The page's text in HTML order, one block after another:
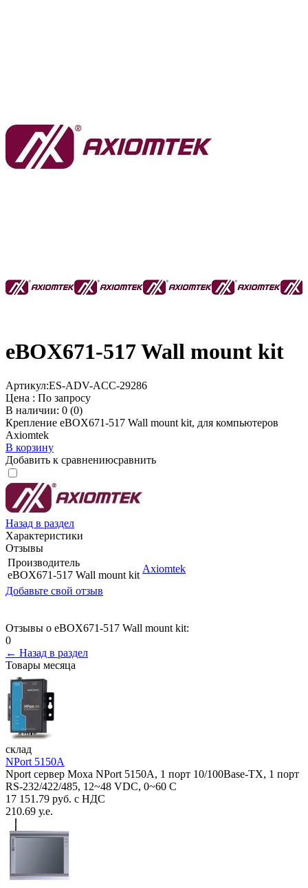
eBOX671-517 Wall mount kit
Артикул:ES-ADV-ACC-29286
Цена : По запросу
В наличии: 0 (0)
Крепление eBOX671-517 Wall mount kit, для компьютеров
Axiomtek
В корзину
Добавить к сравнениюсравнить
Назад в раздел
Характеристики
Отзывы
Производитель
eBOX671-517 Wall mount kit
Axiomtek
Добавьте свой отзыв
Отзывы о eBOX671-517 Wall mount kit:
0
← Назад в раздел
Товары месяца
склад
NPort 5150A
Nport сервер Moxa NPort 5150A, 1 порт 10/100Base-TX, 1 порт
RS-232/422/485, 12~48 VDC, 0~60 С
17 151.79 руб. с НДС
210.69 у.е.